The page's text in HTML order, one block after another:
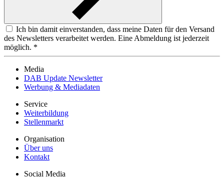
Ich bin damit einverstanden, dass meine Daten für den Versand
des Newsletters verarbeitet werden. Eine Abmeldung ist jederzeit
möglich. *
Media
DAB Update Newsletter
Werbung & Mediadaten
Service
Weiterbildung
Stellenmarkt
Organisation
Über uns
Kontakt
Social Media